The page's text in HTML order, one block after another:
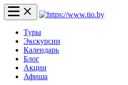
Туры
Экскурсии
Календарь
Блог
Акции
Афиша